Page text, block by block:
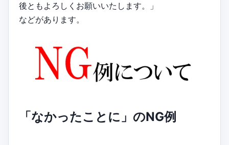
後ともよろしくお願いいたします。」
などがあります。
「なかったことに」のNG例